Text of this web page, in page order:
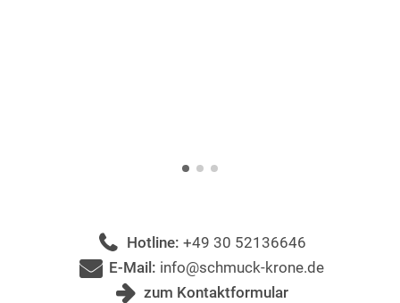
Hotline: +49 30 52136646
E-Mail: info@schmuck-krone.de
zum Kontaktformular